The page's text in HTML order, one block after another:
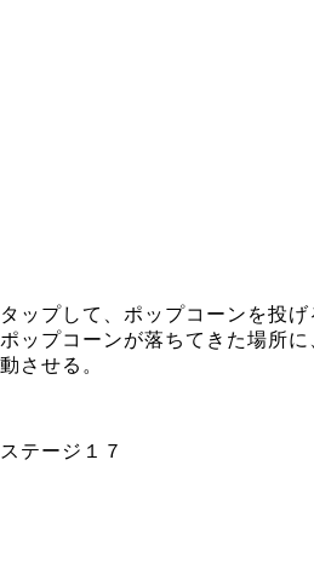
タップして、ポップコーンを投げ
ポップコーンが落ちてきた場所
動させる。
ステージ１７